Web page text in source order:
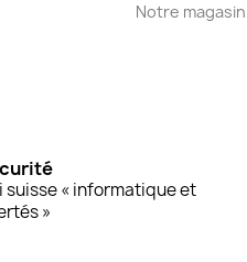
Notre magasin
suisse « informatique et
»